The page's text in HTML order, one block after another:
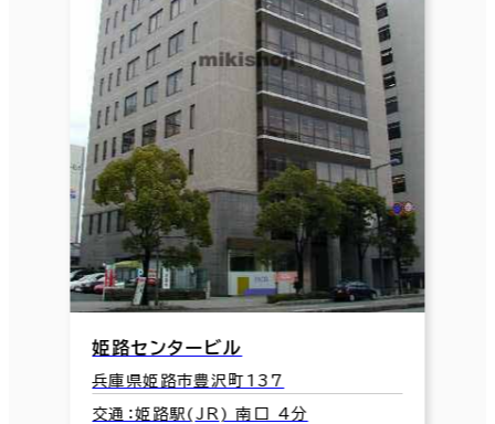
姫路センタービル
兵庫県姫路市豊沢町137
交通：姫路駅(JR) 南口 4分